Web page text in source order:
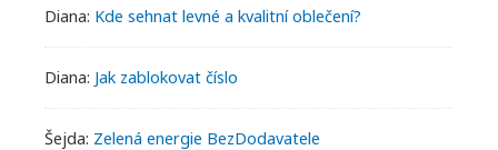
Diana: Kde sehnat levné a kvalitní oblečení?
Diana: Jak zablokovat číslo
Šejda: Zelená energie BezDodavatele